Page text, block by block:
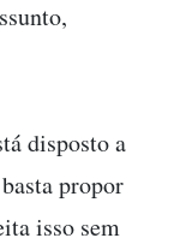
disposto a
propor
isso sem